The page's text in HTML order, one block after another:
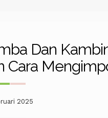
Dan
Cara
2025